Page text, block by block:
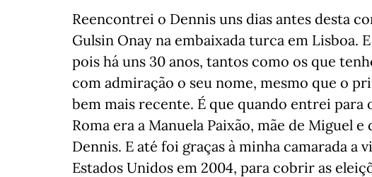
Reencontrei o Dennis uns dias antes desta
Gulsin Onay na embaixada turca em Lisboa.
pois há uns 30 anos, tantos como os que
com admiração o seu nome, mesmo que o
bem mais recente. É que quando entrei para
Roma era a Manuela Paixão, mãe de Miguel
Dennis. E até foi graças à minha camarada a
Estados Unidos em 2004, para cobrir as